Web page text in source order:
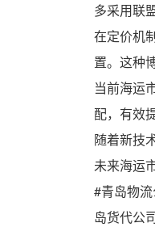
多采用联
在定价机
置。这种
当前海运
配，有效
随着新技
未来海运
#青岛物
岛货代公